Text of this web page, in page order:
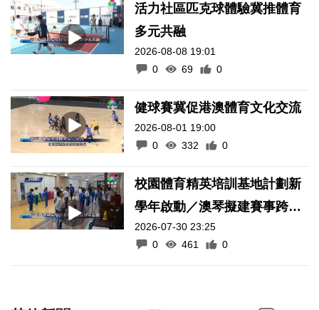
活力社區匹克球體驗冀推體育
多元共融
2026-08-08 19:01
0
69 0
健球賽冀促港澳體育文化交流
2026-08-01 19:00
0
332 0
校園體育精英培訓基地計劃新
學年啟動／澳琴擬建賽事跨境
通關便利化機制
2026-07-30 23:25
0
461 0